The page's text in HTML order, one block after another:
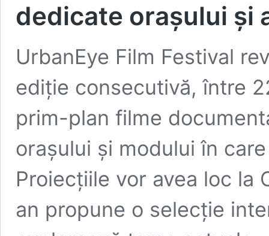
dedicate orașului și
UrbanEye Film Festival
ediție consecutivă, între
prim-plan filme
orașului și modului în
Proiecțiile vor avea loc la
an propune o selecție